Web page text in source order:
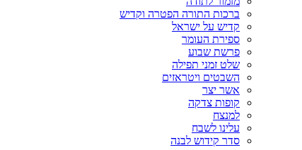
ברכות התורה הפטרה וקדיש
קדיש על ישראל
ספירת העומר
פרשת שבוע
שלט זמני תפילה
השבטים ויטראזים
אשר יצר
קופות צדקה
למנצח
עלינו לשבח
סדר קידוש לבנה